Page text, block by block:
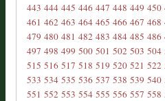
443 444 445 446 447 448 449 450
461 462 463 464 465 466 467 468
479 480 481 482 483 484 485 486
497 498 499 500 501 502 503 504
515 516 517 518 519 520 521 522
533 534 535 536 537 538 539 540
551 552 553 554 555 556 557 558